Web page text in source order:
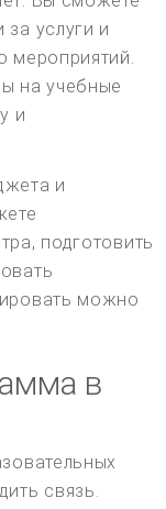
услуги и
мероприятий.
на учебные
и
и
подготовить
можно
в
связь.